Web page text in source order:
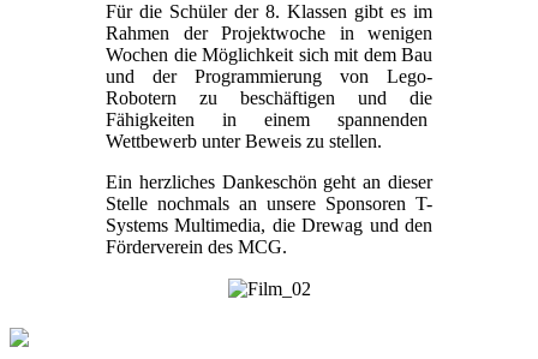
Für die Schüler der 8. Klassen gibt es im
Rahmen der Projektwoche in wenigen
Wochen die Möglichkeit sich mit dem Bau
und der Programmierung von Lego-
Robotern zu beschäftigen und die
Fähigkeiten in einem spannenden
Wettbewerb unter Beweis zu stellen.
Ein herzliches Dankeschön geht an dieser
Stelle nochmals an unsere Sponsoren T-
Systems Multimedia, die Drewag und den
Förderverein des MCG.